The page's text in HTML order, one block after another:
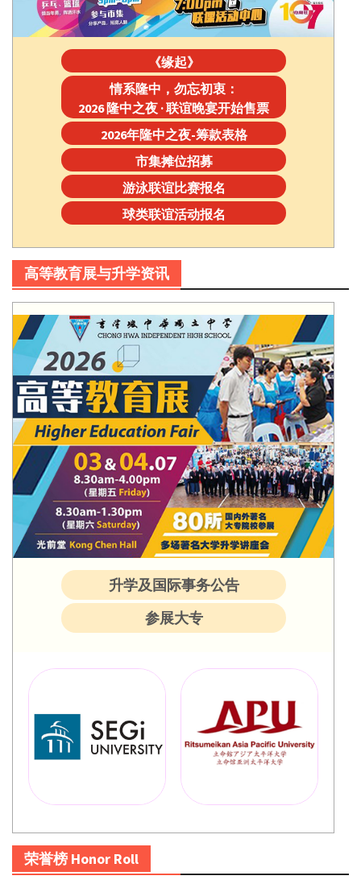
《缘起》
情系隆中，勿忘初衷：
2026 隆中之夜 · 联谊晚宴开始售票
2026年隆中之夜-筹款表格
市集摊位招募
游泳联谊比赛报名
球类联谊活动报名
高等教育展与升学资讯
升学及国际事务公告
参展大专
荣誉榜 Honor Roll